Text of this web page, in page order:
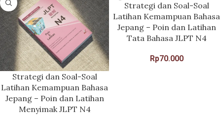
Strategi dan Soal-Soal
Latihan Kemampuan Bahasa
Jepang – Poin dan Latihan
Menyimak JLPT N4
Strategi dan Soal-Soal
Latihan Kemampuan Bahasa
Jepang – Poin dan Latihan
Tata Bahasa JLPT N4
Rp70.000